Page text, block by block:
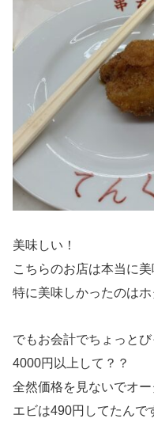
美味しい！
こちらのお店は本当に美
特に美味しかったのはホ
でもお会計でちょっとび
4000円以上して？？
全然価格を見ないでオ
エビは490円してたんで